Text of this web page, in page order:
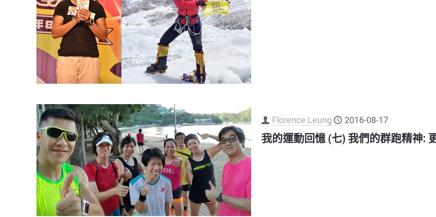
Florence Leung 2016-08-17
我的運動回憶 (七) 我們的群跑精神: